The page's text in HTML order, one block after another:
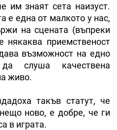
им знаят сета наизуст.
е една от малкото у нас,
на сцената (въпреки
някаква приемственост
възможност на едно
слуша качествена
живо.
такъв статут, че
ново, е добре, че ги
в играта.